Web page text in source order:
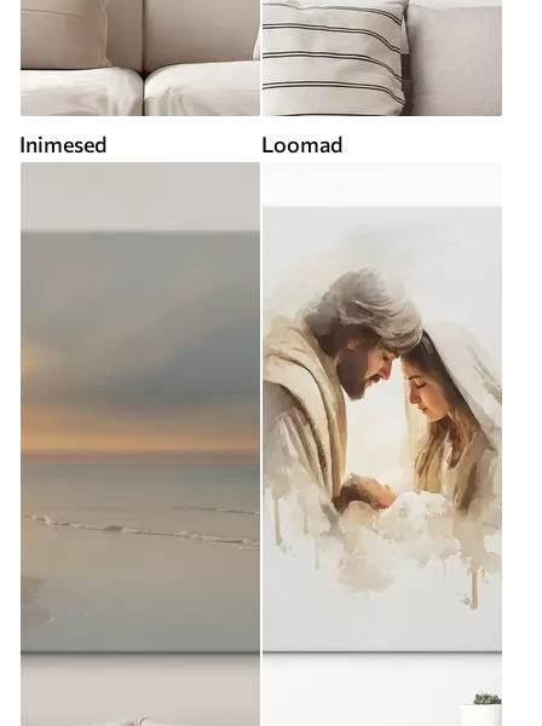
Inimesed Loomad